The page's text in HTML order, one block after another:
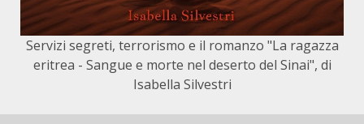
Servizi segreti, terrorismo e il romanzo "La ragazza
eritrea - Sangue e morte nel deserto del Sinai", di
Isabella Silvestri